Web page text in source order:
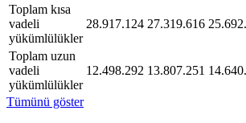
Toplam kısa
vadeli
yükümlülükler
28.917.124 27.319.616
Toplam uzun
vadeli
yükümlülükler
12.498.292 13.807.251
Tümünü göster